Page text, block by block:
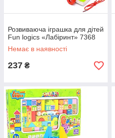
Розвиваюча іграшка для дітей
Fun logics «Лабіринт» 7368
Немає в наявності
237 ₴